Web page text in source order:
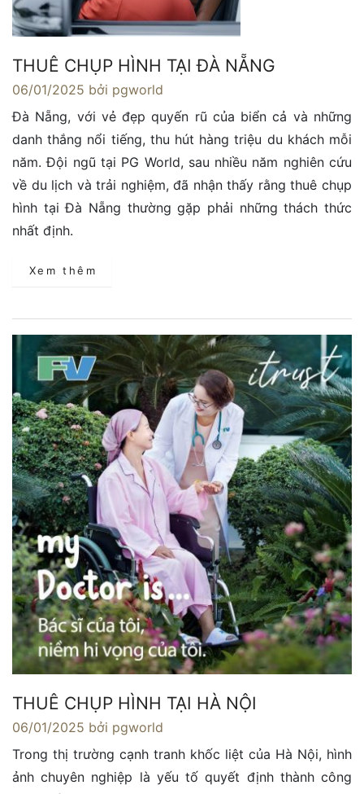
THUÊ CHỤP HÌNH TẠI ĐÀ NẴNG
06/01/2025 bởi pgworld
Đà Nẵng, với vẻ đẹp quyến rũ của biển cả và những
danh thắng nổi tiếng, thu hút hàng triệu du khách mỗi
năm. Đội ngũ tại PG World, sau nhiều năm nghiên cứu
về du lịch và trải nghiệm, đã nhận thấy rằng thuê chụp
hình tại Đà Nẵng thường gặp phải những thách thức
nhất định.
Xem thêm
THUÊ CHỤP HÌNH TẠI HÀ NỘI
06/01/2025 bởi pgworld
Trong thị trường cạnh tranh khốc liệt của Hà Nội, hình
ảnh chuyên nghiệp là yếu tố quyết định thành công